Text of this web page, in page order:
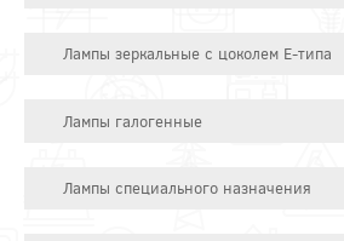
Лампы зеркальные с цоколем E-типа
Лампы галогенные
Лампы специального назначения